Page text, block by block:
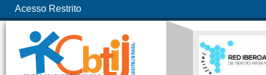
Acesso Restrito